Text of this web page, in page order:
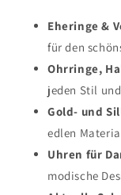
Eheringe &
für den
Ohrringe,
jeden Stil
Gold- und
edlen
Uhren für
modische